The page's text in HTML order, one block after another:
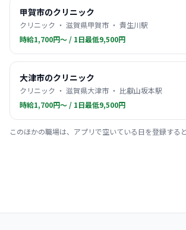
甲賀市のクリニック
クリニック ・ 滋賀県甲賀市 ・ 貴生川駅
時給1,700円〜 / 1日最低9,500円
大津市のクリニック
クリニック ・ 滋賀県大津市 ・ 比叡山坂本駅
時給1,700円〜 / 1日最低9,500円
このほかの職場は、アプリで空いている日を登録する